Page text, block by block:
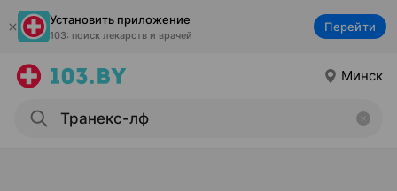
Установить приложение
103: поиск лекарств и врачей
Перейти
Минск